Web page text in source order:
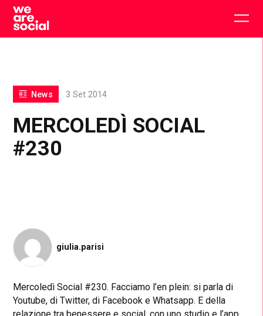
Skip
content
MERCOLEDÌ SOCIAL
#230
News 3 Set 2014
giulia.parisi
Mercoledì Social #230. Facciamo l’en plein: si parla di
Youtube, di Twitter, di Facebook e Whatsapp. E della